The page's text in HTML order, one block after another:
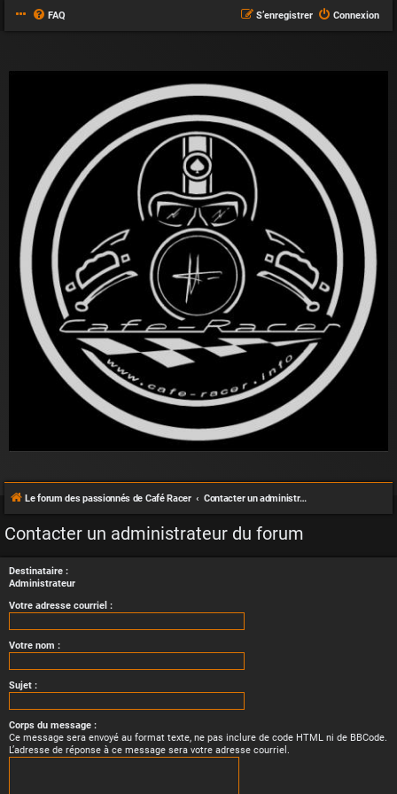
FAQ Connexion
S’enregistrer
Le forum des passionnés de Café Racer Contacter un administrateur du forum
Contacter un administrateur du forum
Destinataire :
Administrateur
Votre adresse courriel :
Votre nom :
Sujet :
Corps du message :
Ce message sera envoyé au format texte, ne pas inclure de code HTML ni de BBCode.
L’adresse de réponse à ce message sera votre adresse courriel.